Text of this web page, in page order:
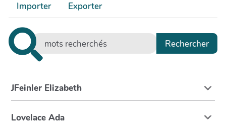
Importer
Exporter
JFeinler Elizabeth
Lovelace Ada